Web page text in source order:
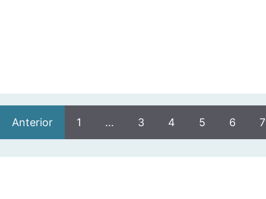
Anterior 1 … 3 4 5 6 7